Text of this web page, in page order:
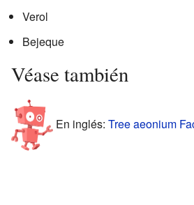
Verol
Bejeque
Véase también
En inglés: Tree aeonium